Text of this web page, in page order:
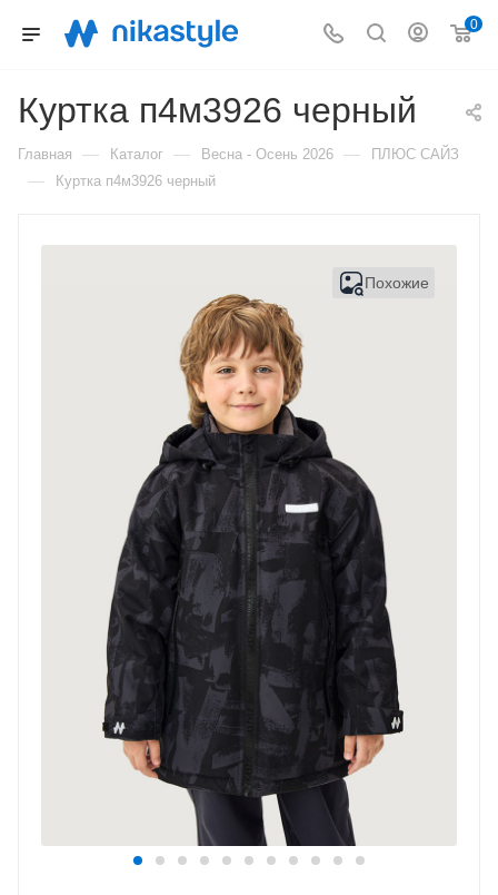
0
Куртка п4м3926 черный
Главная — Каталог — Весна - Осень 2026 — ПЛЮС САЙЗ
— Куртка п4м3926 черный
Похожие